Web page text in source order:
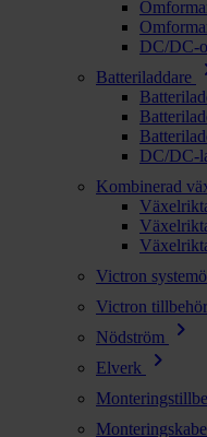
DC/DC-
Batteriladdare
DC/DC-
Kombinerad
Victron
Victron tillbehör
Nödström chevron_right
Elverk chevron_right